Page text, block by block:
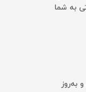
به شما
به‌روز